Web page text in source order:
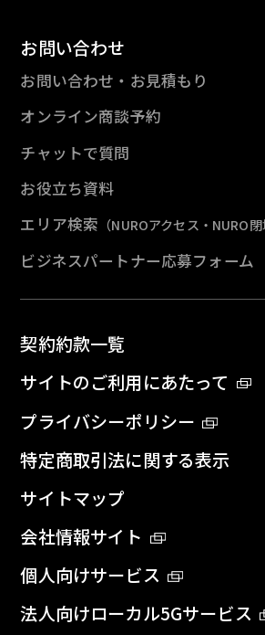
お問い合わせ
お問い合わせ・お見積もり
オンライン商談予約
チャットで質問
お役立ち資料
エリア検索 （NUROアクセス・NURO閉
ビジネスパートナー応募フォーム
契約約款一覧
サイトのご利用にあたって
プライバシーポリシー
特定商取引法に関する表示
サイトマップ
会社情報サイト
個人向けサービス
法人向けローカル5Gサービス